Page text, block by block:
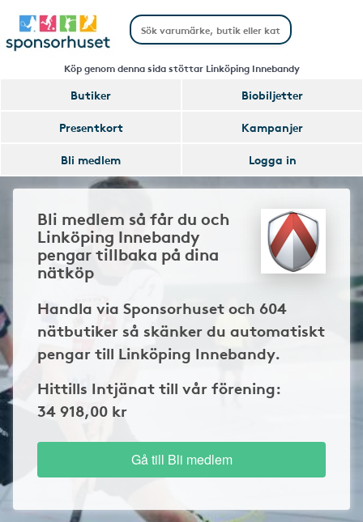
Köp genom denna sida stöttar Linköping Innebandy
Butiker
Biobiljetter
Presentkort
Kampanjer
Bli medlem
Logga in
Bli medlem så får du och
Linköping Innebandy
pengar tillbaka på dina
nätköp
Handla via Sponsorhuset och 604
nätbutiker så skänker du automatiskt
pengar till Linköping Innebandy.
Hittills Intjänat till vår förening:
34 918,00 kr
Gå till Bli medlem